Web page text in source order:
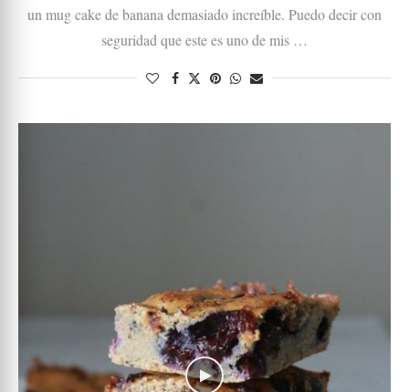
un mug cake de banana demasiado increíble. Puedo decir con
seguridad que este es uno de mis …